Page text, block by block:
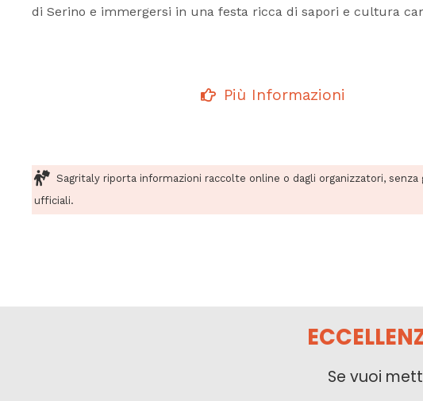
di Serino e immergersi in una festa ricca di sapori e cultura
Più Informazioni
Sagritaly riporta informazioni raccolte online o dagli organizzatori,
ufficiali.
Se vuoi